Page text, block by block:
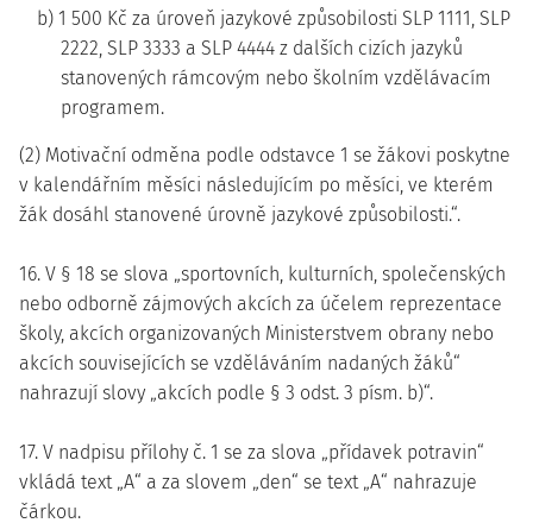
b) 1 500 Kč za úroveň jazykové způsobilosti SLP 1111, SLP
2222, SLP 3333 a SLP 4444 z dalších cizích jazyků
stanovených rámcovým nebo školním vzdělávacím
programem.
(2) Motivační odměna podle odstavce 1 se žákovi poskytne
v kalendářním měsíci následujícím po měsíci, ve kterém
žák dosáhl stanovené úrovně jazykové způsobilosti.“.
16. V § 18 se slova „sportovních, kulturních, společenských
nebo odborně zájmových akcích za účelem reprezentace
školy, akcích organizovaných Ministerstvem obrany nebo
akcích souvisejících se vzděláváním nadaných žáků“
nahrazují slovy „akcích podle § 3 odst. 3 písm. b)“.
17. V nadpisu přílohy č. 1 se za slova „přídavek potravin“
vkládá text „A“ a za slovem „den“ se text „A“ nahrazuje
čárkou.